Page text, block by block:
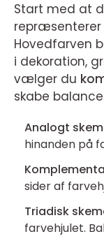
Start med at
Hovedfarven
i dekoration,
vælger du
skabe
Analogt
hinanden på
sider af
Triadisk
farvehjulet.